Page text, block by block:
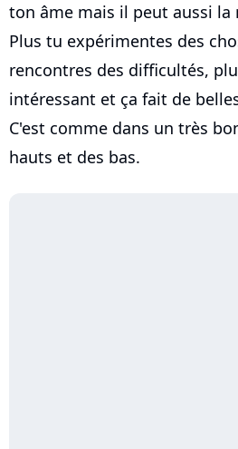
ton âme mais il peut aussi la
Plus tu expérimentes des
rencontres des difficultés,
intéressant et ça fait de
C'est comme dans un très
hauts et des bas.